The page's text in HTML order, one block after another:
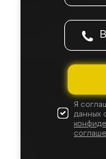
Я
данных